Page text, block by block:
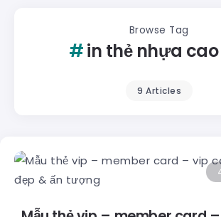
Browse Tag
in thẻ nhựa
9 Articles